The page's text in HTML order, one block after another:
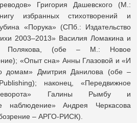
Григория Дашевского (М.:
избранных стихотворений и
«Порука» (СПб.: Издательство
2003–2013» Василия Ломакина и
Полякова, (обе – М.: Новое
«Опыт сна» Анны Глазовой и «И
домам» Дмитрия Данилова (обе –
наконец, «Передвижное
Галины Рымбу и
наблюдение» Андрея Черкасова
– АРГО-РИСК).